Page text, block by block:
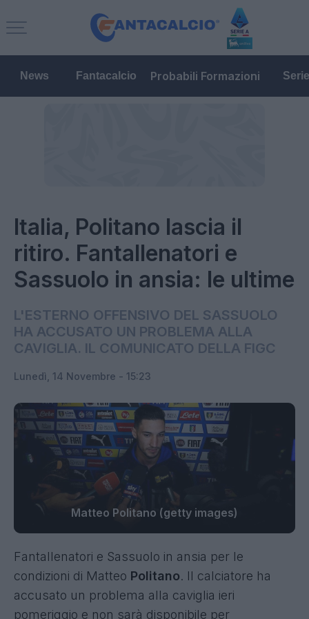
News Fantacalcio Probabili Formazioni
Italia, Politano lascia il
ritiro. Fantallenatori e
Sassuolo in ansia: le ultime
L'ESTERNO OFFENSIVO DEL SASSUOLO
HA ACCUSATO UN PROBLEMA ALLA
CAVIGLIA. IL COMUNICATO DELLA FIGC
Lunedì, 14 Novembre - 15:23
Matteo Politano (getty images)
Fantallenatori e Sassuolo in ansia per le
condizioni di Matteo Politano. Il calciatore ha
accusato un problema alla caviglia ieri
pomeriggio e non sarà disponibile per